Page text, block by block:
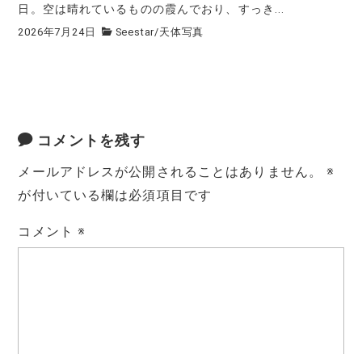
日。空は晴れているものの霞んでおり、すっき...
2026年7月24日 Seestar/天体写真
コメントを残す
メールアドレスが公開されることはありません。
※
が付いている欄は必須項目です
コメント※